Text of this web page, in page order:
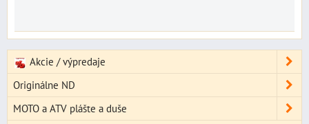
Akcie / výpredaje
Originálne ND
MOTO a ATV plášte a duše